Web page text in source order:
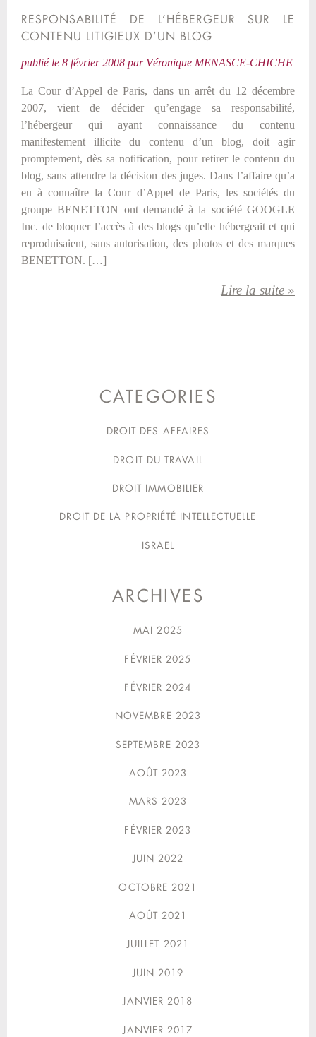
RESPONSABILITÉ DE L’HÉBERGEUR SUR LE
CONTENU LITIGIEUX D’UN BLOG
publié le 8 février 2008 par Véronique MENASCE-CHICHE
La Cour d’Appel de Paris, dans un arrêt du 12 décembre
2007, vient de décider qu’engage sa responsabilité,
l’hébergeur qui ayant connaissance du contenu
manifestement illicite du contenu d’un blog, doit agir
promptement, dès sa notification, pour retirer le contenu du
blog, sans attendre la décision des juges. Dans l’affaire qu’a
eu à connaître la Cour d’Appel de Paris, les sociétés du
groupe BENETTON ont demandé à la société GOOGLE
Inc. de bloquer l’accès à des blogs qu’elle hébergeait et qui
reproduisaient, sans autorisation, des photos et des marques
BENETTON. […]
Lire la suite »
CATEGORIES
DROIT DES AFFAIRES
DROIT DU TRAVAIL
DROIT IMMOBILIER
DROIT DE LA PROPRIÉTÉ INTELLECTUELLE
ISRAEL
ARCHIVES
MAI 2025
FÉVRIER 2025
FÉVRIER 2024
NOVEMBRE 2023
SEPTEMBRE 2023
AOÛT 2023
MARS 2023
FÉVRIER 2023
JUIN 2022
OCTOBRE 2021
AOÛT 2021
JUILLET 2021
JUIN 2019
JANVIER 2018
JANVIER 2017